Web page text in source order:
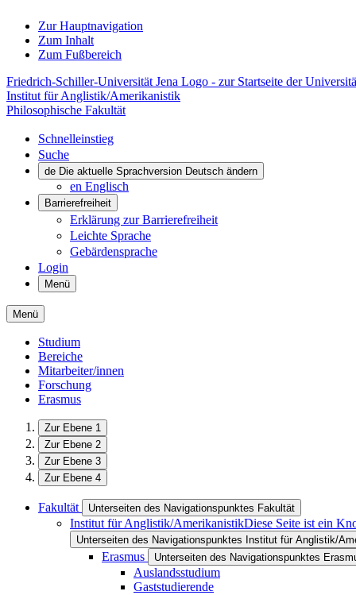
Zur Hauptnavigation
Zum Inhalt
Zum Fußbereich
Friedrich-Schiller-Universität Jena Logo - zur Startseite der
Institut für Anglistik/Amerikanistik
Philosophische Fakultät
Schnelleinstieg
Suche
de Die aktuelle Sprachversion Deutsch ändern
en Englisch
Barrierefreiheit
Erklärung zur Barrierefreiheit
Leichte Sprache
Gebärdensprache
Login
Menü
Menü
Studium
Bereiche
Mitarbeiter/innen
Forschung
Erasmus
Zur Ebene 1
Zur Ebene 2
Zur Ebene 3
Zur Ebene 4
Fakultät Unterseiten des Navigationspunktes Fakultät
Institut für Anglistik/AmerikanistikDiese Seite ist ein
Unterseiten des Navigationspunktes Institut für Anglistik/
Erasmus Unterseiten des Navigationspunktes
Auslandsstudium
Gaststudierende